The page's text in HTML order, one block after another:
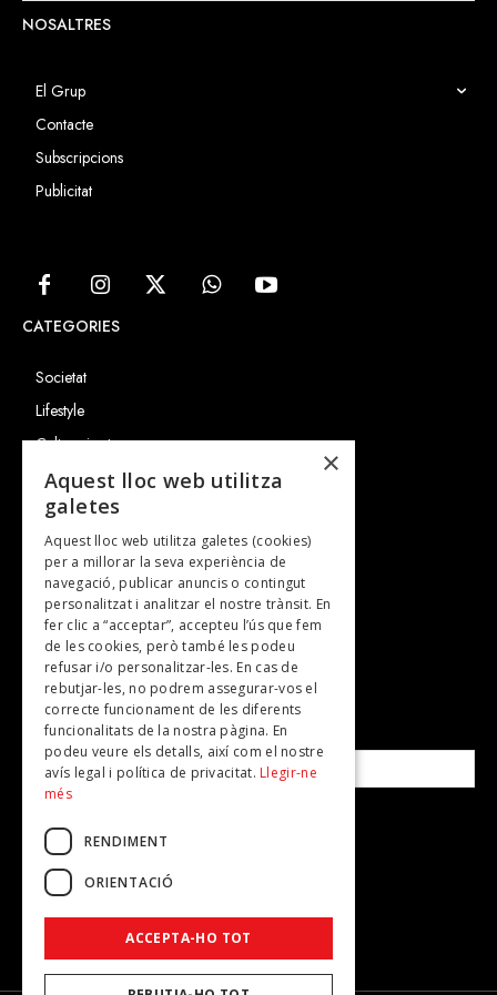
NOSALTRES
El Grup
Contacte
Subscripcions
Publicitat
CATEGORIES
Societat
Lifestyle
Cultura i art
Entrevistes
Gastronomia
TV
Plans per fer
Revistes
SUBSCRIU-TE A LA NOSTRA NEWSLETTER!
Correu electrònic*
Accepto lapolítica de privacitat
×
Aquest lloc web utilitza
galetes
Aquest lloc web utilitza galetes (cookies)
per a millorar la seva experiència de
navegació, publicar anuncis o contingut
personalitzat i analitzar el nostre trànsit. En
fer clic a “acceptar”, accepteu l’ús que fem
de les cookies, però també les podeu
refusar i/o personalitzar-les. En cas de
rebutjar-les, no podrem assegurar-vos el
correcte funcionament de les diferents
funcionalitats de la nostra pàgina. En
podeu veure els detalls, així com el nostre
avís legal i política de privacitat. Llegir-ne
més
RENDIMENT
ORIENTACIÓ
ACCEPTA-HO TOT